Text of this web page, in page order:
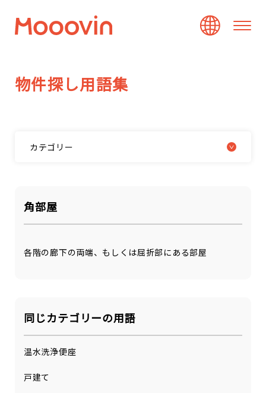
物件探し用語集
カテゴリー
角部屋
各階の廊下の両端、もしくは屈折部にある部屋
同じカテゴリーの用語
温水洗浄便座
戸建て